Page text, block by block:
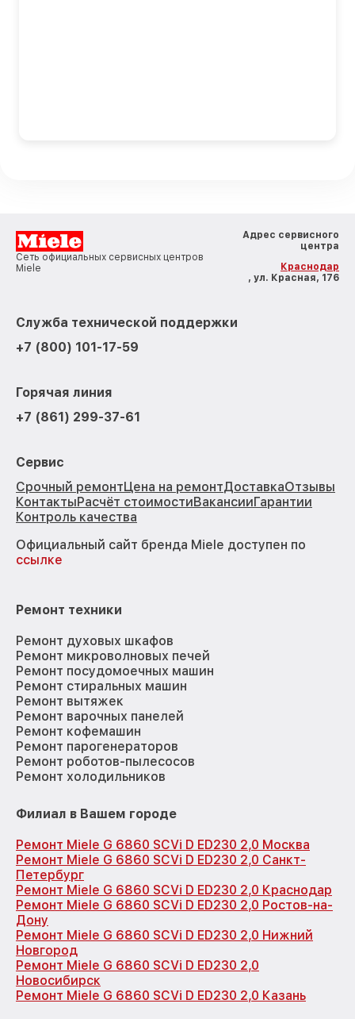
Сеть официальных сервисных центров
Miele
Адрес сервисного
центра
Краснодар
, ул. Красная, 176
Служба технической поддержки
+7 (800) 101-17-59
Горячая линия
+7 (861) 299-37-61
Сервис
Срочный ремонтЦена на ремонтДоставкаОтзывы
КонтактыРасчёт стоимостиВакансииГарантии
Контроль качества
Официальный сайт бренда Miele доступен по
ссылке
Ремонт техники
Ремонт духовых шкафов
Ремонт микроволновых печей
Ремонт посудомоечных машин
Ремонт стиральных машин
Ремонт вытяжек
Ремонт варочных панелей
Ремонт кофемашин
Ремонт парогенераторов
Ремонт роботов-пылесосов
Ремонт холодильников
Филиал в Вашем городе
Ремонт Miele G 6860 SCVi D ED230 2,0 Москва
Ремонт Miele G 6860 SCVi D ED230 2,0 Санкт-
Петербург
Ремонт Miele G 6860 SCVi D ED230 2,0 Краснодар
Ремонт Miele G 6860 SCVi D ED230 2,0 Ростов-на-
Дону
Ремонт Miele G 6860 SCVi D ED230 2,0 Нижний
Новгород
Ремонт Miele G 6860 SCVi D ED230 2,0
Новосибирск
Ремонт Miele G 6860 SCVi D ED230 2,0 Казань